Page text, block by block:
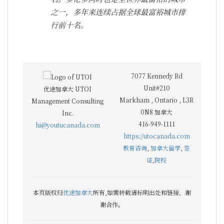
之一，多年来连续占据全球最富裕城市排
行前十名。
优途加拿大 UTOI
Management Consulting
Inc.
hi@youtucanada.com
7077 Kennedy Rd
Unit#210
Markham , Ontario , L3R
0N8 加拿大
416-949-1111
https://utocanada.com
教育咨询, 加拿大留学, 签
证,院校
本页版权归优途加拿大所有,如需转载请标明出处和链接，谢
谢合作。